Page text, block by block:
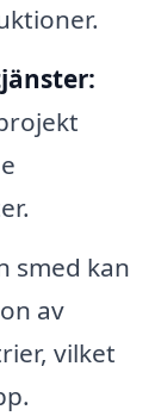
smed kan
av
vilket